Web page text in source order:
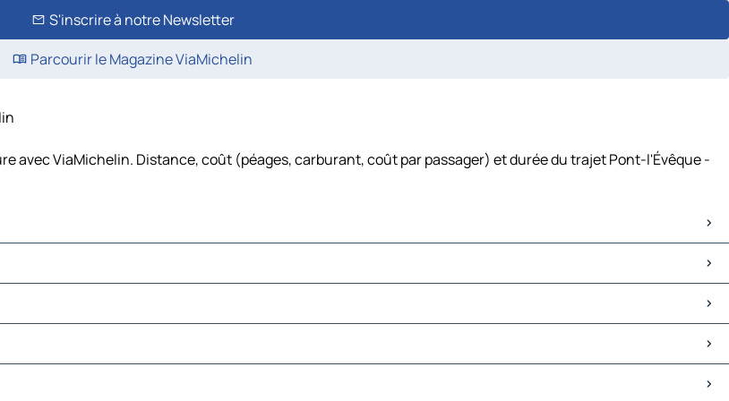
S'inscrire à notre Newsletter
Parcourir le Magazine ViaMichelin
avec ViaMichelin. Distance, coût (péages, carburant, coût par passager) et durée du trajet Pont-l'Évêque -